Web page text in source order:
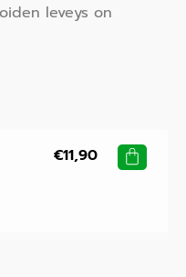
leveys on
€11,90